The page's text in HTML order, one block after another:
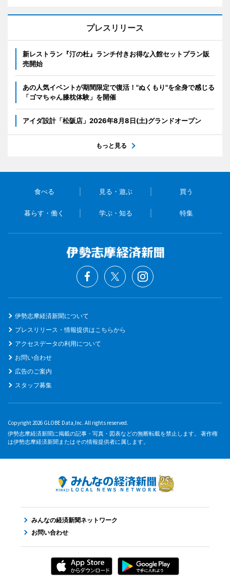
プレスリリース
新レストラン『汀の杜』ランチ付きお得な入館セットプラン販
売開始
あの人気イベントが期間限定で復活！"ぬくもり"を全身で感じる
「ゴマちゃん膝枕体験」を開催
アイダ設計「松阪店」2026年8月8日(土)グランドオープン
もっと見る
食べる 見る・遊ぶ 買う
暮らす・働く 学ぶ・知る 特集
伊勢志摩経済新聞について
プレスリリース・情報提供はこちらから
アクセスデータの利用について
お問い合わせ
広告のご案内
スタッフ募集
Copyright 2026 GLOBE Data,Inc. All rights reserved.
伊勢志摩経済新聞に掲載の記事・写真・図表などの無断転載を禁止します。 著作権
は伊勢志摩経済新聞またはその情報提供者に属します。
みんなの経済新聞ネットワーク
お問い合わせ